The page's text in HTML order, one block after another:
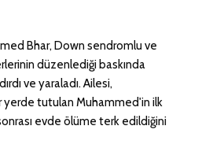
Bhar, Down sendromlu ve
düzenlediği baskında
ve yaraladı. Ailesi,
yerde tutulan Muhammed'in ilk
evde ölüme terk edildiğini